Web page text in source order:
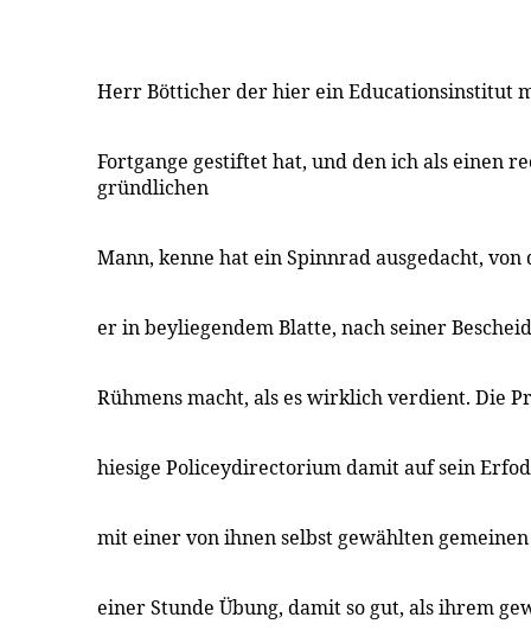
Herr Bötticher der hier ein Educationsinstitut
Fortgange gestiftet hat, und den ich als einen
gründlichen
Mann, kenne hat ein Spinnrad ausgedacht, von
er in beyliegendem Blatte, nach seiner
Rühmens macht, als es wirklich verdient. Die
hiesige Policeydirectorium damit auf sein
mit einer von ihnen selbst gewählten
einer Stunde Übung, damit so gut, als ihrem